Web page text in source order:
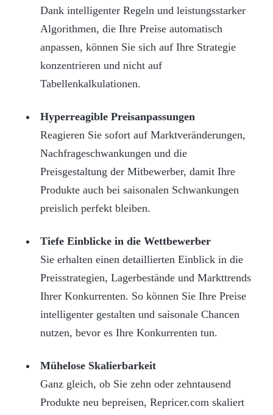
Dank intelligenter Regeln und leistungsstarker
Algorithmen, die Ihre Preise automatisch
anpassen, können Sie sich auf Ihre Strategie
konzentrieren und nicht auf
Tabellenkalkulationen.
Hyperreagible Preisanpassungen
Reagieren Sie sofort auf Marktveränderungen,
Nachfrageschwankungen und die
Preisgestaltung der Mitbewerber, damit Ihre
Produkte auch bei saisonalen Schwankungen
preislich perfekt bleiben.
Tiefe Einblicke in die Wettbewerber
Sie erhalten einen detaillierten Einblick in die
Preisstrategien, Lagerbestände und Markttrends
Ihrer Konkurrenten. So können Sie Ihre Preise
intelligenter gestalten und saisonale Chancen
nutzen, bevor es Ihre Konkurrenten tun.
Mühelose Skalierbarkeit
Ganz gleich, ob Sie zehn oder zehntausend
Produkte neu bepreisen, Repricer.com skaliert